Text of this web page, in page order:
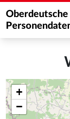
Oberdeutsche
+
−